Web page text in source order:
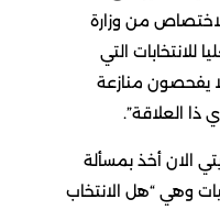
من وزارة
للانتخابات التي
يفحصون منازعة
ذا العلاقة”.
الان أخذ بمسألة
وهي “هل الانتخاب